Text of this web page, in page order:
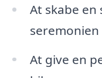
At skabe
seremonien
At give en